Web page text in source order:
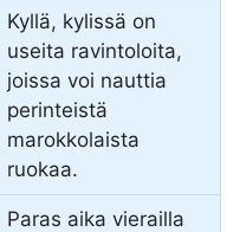
Kyllä, kylissä on
useita ravintoloita,
joissa voi nauttia
perinteistä
marokkolaista
ruokaa.
Paras aika vierailla